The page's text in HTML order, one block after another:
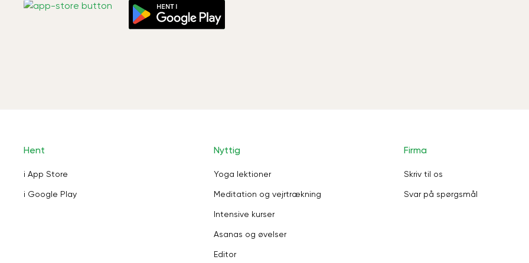
Hent
i App Store
i Google Play
Nyttig
Yoga lektioner
Meditation og vejrtrækning
Intensive kurser
Asanas og øvelser
Editor
Firma
Skriv til os
Svar på spørgsmål